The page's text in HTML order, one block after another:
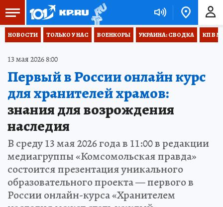
НОВОСТИ ТОЛЬКО У НАС ВОЕНКОРЫ УКРАИНА: СВОДКА КП В
13 мая 2026 8:00
Первый в России онлайн курс
для хранителей храмов:
знания для возрождения
наследия
В среду 13 мая 2026 года в 11:00 в редакции
медиагруппы «Комсомольская правда»
состоится презентация уникального
образовательного проекта — первого в
России онлайн-курса «Хранителем